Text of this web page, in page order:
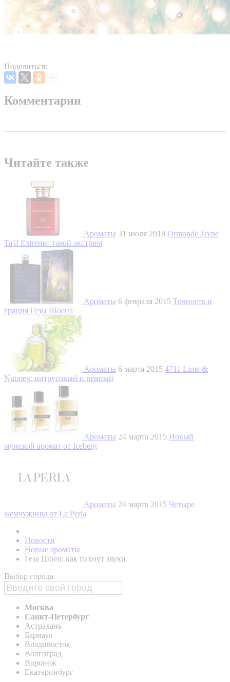
Поделиться:
Комментарии
Читайте также
Ароматы 31 июля 2018 Ormonde Jayne
Ta'if Extreme: такой экстрим
Ароматы 6 февраля 2015 Точность и
грация Гезы Шоена
Ароматы 6 марта 2015 4711 Lime &
Nutmeg: цитрусовый и пряный
Ароматы 24 марта 2015 Новый
мужской аромат от Iceberg
Ароматы 24 марта 2015 Четыре
жемчужины от La Perla
Новости
Новые ароматы
Геза Шоен: как пахнут звуки
Выбор города
Москва
Санкт-Петербург
Астрахань
Барнаул
Владивосток
Волгоград
Воронеж
Екатеринбург